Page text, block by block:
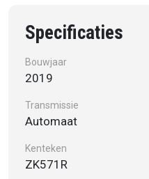
Specificaties
Bouwjaar
2019
Transmissie
Automaat
Kenteken
ZK571R